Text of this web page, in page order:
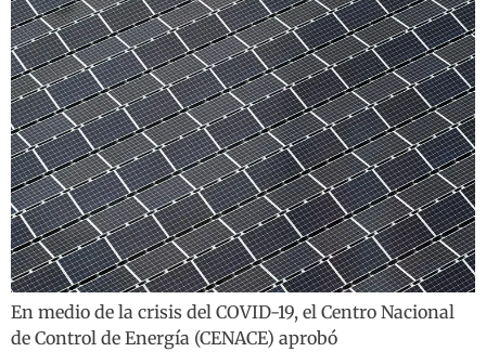
En medio de la crisis del COVID-19, el Centro Nacional
de Control de Energía (CENACE) aprobó